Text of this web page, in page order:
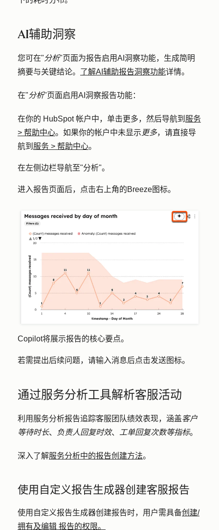
AI辅助洞察
您可在"分析"页面为报告启用AI洞察功能，生成简明
摘要与关键结论。 了解AI辅助报告洞察功能详情。
在"分析"页面启用AI洞察报告功能：
在你的 HubSpot 帐户中，单击更多，然后导航到 服务
> 帮助中心。如果你的帐户中未显示 更多，请直接导
航到 服务 > 帮助中心。
在左侧边栏导航至"分析"。
进入报告页面后，点击右上角的Breeze图标。
Copilot将展示报告的核心要点。
若需提出后续问题，请输入消息后点击发送图标。
通过服务分析工具解析客服活动
利用服务分析报告追踪客服团队绩效表现，涵盖客户
等待时长、 负责人回复时效、 工单回复次数等指标。
深入了解服务分析中的报告创建方法。
使用自定义报告生成器创建客服报告
使用自定义报告生成器创建报告时，用户需具备创建/
拥有及编辑 报告的权限。